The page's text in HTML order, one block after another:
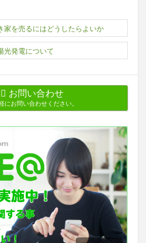
家を売るにはどうしたらよいか
光発電について
お問い合わせ
にお問い合わせください。